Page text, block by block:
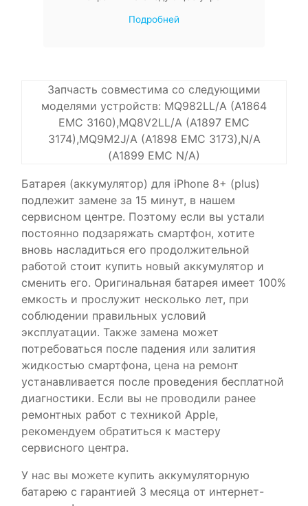
Подробней
Запчасть совместима со следующими
моделями устройств: MQ982LL/A (A1864
EMC 3160),MQ8V2LL/A (A1897 EMC
3174),MQ9M2J/A (A1898 EMC 3173),N/A
(A1899 EMC N/A)
Батарея (аккумулятор) для iPhone 8+ (plus)
подлежит замене за 15 минут, в нашем
сервисном центре. Поэтому если вы устали
постоянно подзаряжать смартфон, хотите
вновь насладиться его продолжительной
работой стоит купить новый аккумулятор и
сменить его. Оригинальная батарея имеет 100%
емкость и прослужит несколько лет, при
соблюдении правильных условий
эксплуатации. Также замена может
потребоваться после падения или залития
жидкостью смартфона, цена на ремонт
устанавливается после проведения бесплатной
диагностики. Если вы не проводили ранее
ремонтных работ с техникой Apple,
рекомендуем обратиться к мастеру
сервисного центра.
У нас вы можете купить аккумуляторную
батарею с гарантией 3 месяца от интернет-